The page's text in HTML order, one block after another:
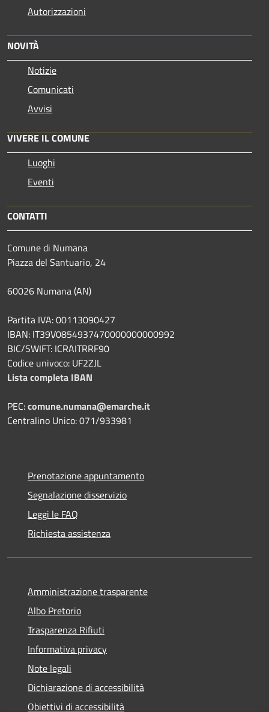
Autorizzazioni
NOVITÀ
Notizie
Comunicati
Avvisi
VIVERE IL COMUNE
Luoghi
Eventi
CONTATTI
Comune di Numana
Piazza del Santuario, 24
60026 Numana (AN)
Partita IVA: 00113090427
IBAN: IT39V0854937470000000000992
BIC/SWIFT: ICRAITRRF90
Codice univoco: UF2ZJL
Lista completa IBAN
PEC:comune.numana@emarche.it
Centralino Unico: 071/933981
Prenotazione appuntamento
Segnalazione disservizio
Leggi le FAQ
Richiesta assistenza
Amministrazione trasparente
Albo Pretorio
Trasparenza Rifiuti
Informativa privacy
Note legali
Dichiarazione di accessibilità
Obiettivi di accessibilità